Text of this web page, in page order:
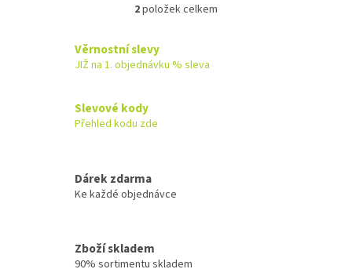
O
á
y
s
2položek celkem
Věrnostní slevy
JIŽ na 1. objednávku % sleva
Slevové kody
Přehled kodu zde
Dárek zdarma
Ke každé objednávce
Zboží skladem
90% sortimentu skladem